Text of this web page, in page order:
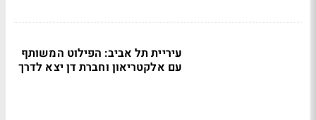
עיריית תל אביב: הפילוט המשותף
עם אלקטריאון וחברת דן יצא לדרך